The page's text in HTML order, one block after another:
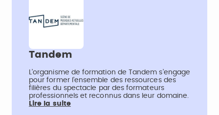
Tandem
L’organisme de formation de Tandem s’engage
pour former l’ensemble des ressources des
filières du spectacle par des formateurs
professionnels et reconnus dans leur domaine.
Lire la suite